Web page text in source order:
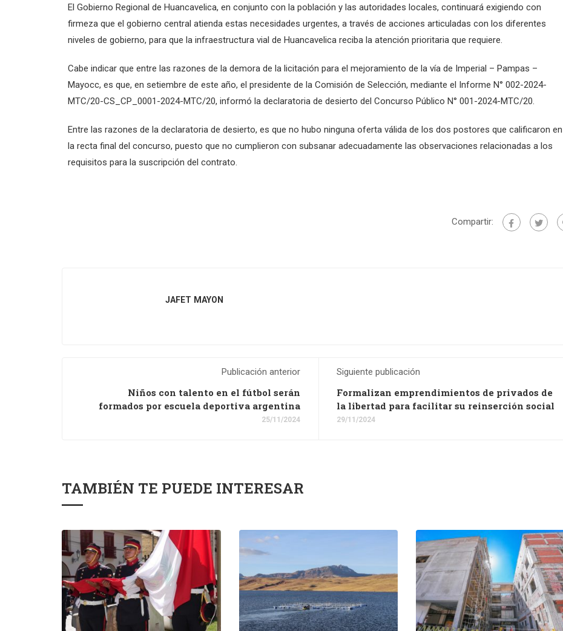
El Gobierno Regional de Huancavelica, en conjunto con la población y las autoridades locales, continuará exigiendo con
firmeza que el gobierno central atienda estas necesidades urgentes, a través de acciones articuladas con los diferentes
niveles de gobierno, para que la infraestructura vial de Huancavelica reciba la atención prioritaria que requiere.
Cabe indicar que entre las razones de la demora de la licitación para el mejoramiento de la vía de Imperial – Pampas –
Mayocc, es que, en setiembre de este año, el presidente de la Comisión de Selección, mediante el Informe N° 002-2024-
MTC/20-CS_CP_0001-2024-MTC/20, informó la declaratoria de desierto del Concurso Público N° 001-2024-MTC/20.
Entre las razones de la declaratoria de desierto, es que no hubo ninguna oferta válida de los dos postores que calificaron en
la recta final del concurso, puesto que no cumplieron con subsanar adecuadamente las observaciones relacionadas a los
requisitos para la suscripción del contrato.
Compartir:
JAFET MAYON
Publicación anterior
Niños con talento en el fútbol serán
formados por escuela deportiva argentina
25/11/2024
Siguiente publicación
Formalizan emprendimientos de privados de
la libertad para facilitar su reinserción social
29/11/2024
TAMBIÉN TE PUEDE INTERESAR